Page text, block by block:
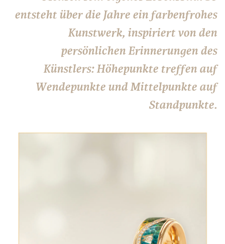
entsteht über die Jahre ein farbenfrohes
Kunstwerk, inspiriert von den
persönlichen Erinnerungen des
Künstlers: Höhepunkte treffen auf
Wendepunkte und Mittelpunkte auf
Standpunkte.